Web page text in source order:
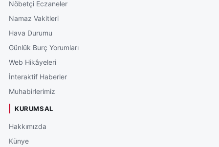
Nöbetçi Eczaneler
Namaz Vakitleri
Hava Durumu
Günlük Burç Yorumları
Web Hikâyeleri
İnteraktif Haberler
Muhabirlerimiz
KURUMSAL
Hakkımızda
Künye